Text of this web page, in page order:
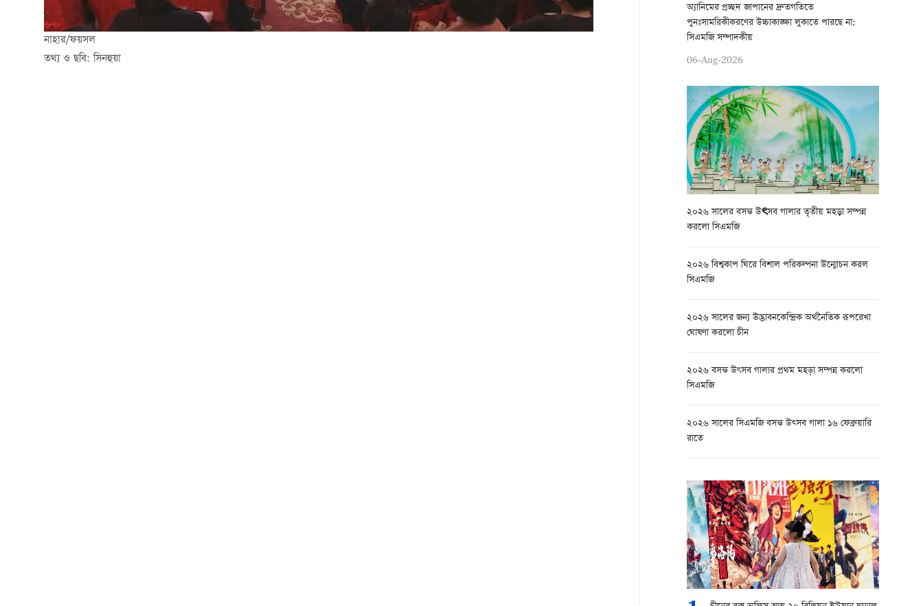
নাহার/ফয়সল
তথ্য ও ছবি: সিনহুয়া
অ্যানিমের প্রচ্ছদ জাপানের দ্রুতগতিতে
পুনঃসামরিকীকরণের উচ্চাকাঙ্ক্ষা লুকাতে পারছে না:
সিএমজি সম্পাদকীয়
06-Aug-2026
২০২৬ সালের বসন্ত উৎসব গালার তৃতীয় মহড়া সম্পন্ন
করলো সিএমজি
২০২৬ বিশ্বকাপ ঘিরে বিশাল পরিকল্পনা উন্মোচন করল
সিএমজি
২০২৬ সালের জন্য উদ্ভাবনকেন্দ্রিক অর্থনৈতিক রূপরেখা
ঘোষণা করলো চীন
২০২৬ বসন্ত উৎসব গালার প্রথম মহড়া সম্পন্ন করলো
সিএমজি
২০২৬ সালের সিএমজি বসন্ত উত্সব গালা ১৬ ফেব্রুয়ারি
রাতে